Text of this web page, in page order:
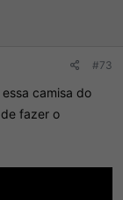
#73
camisa do
fazer o